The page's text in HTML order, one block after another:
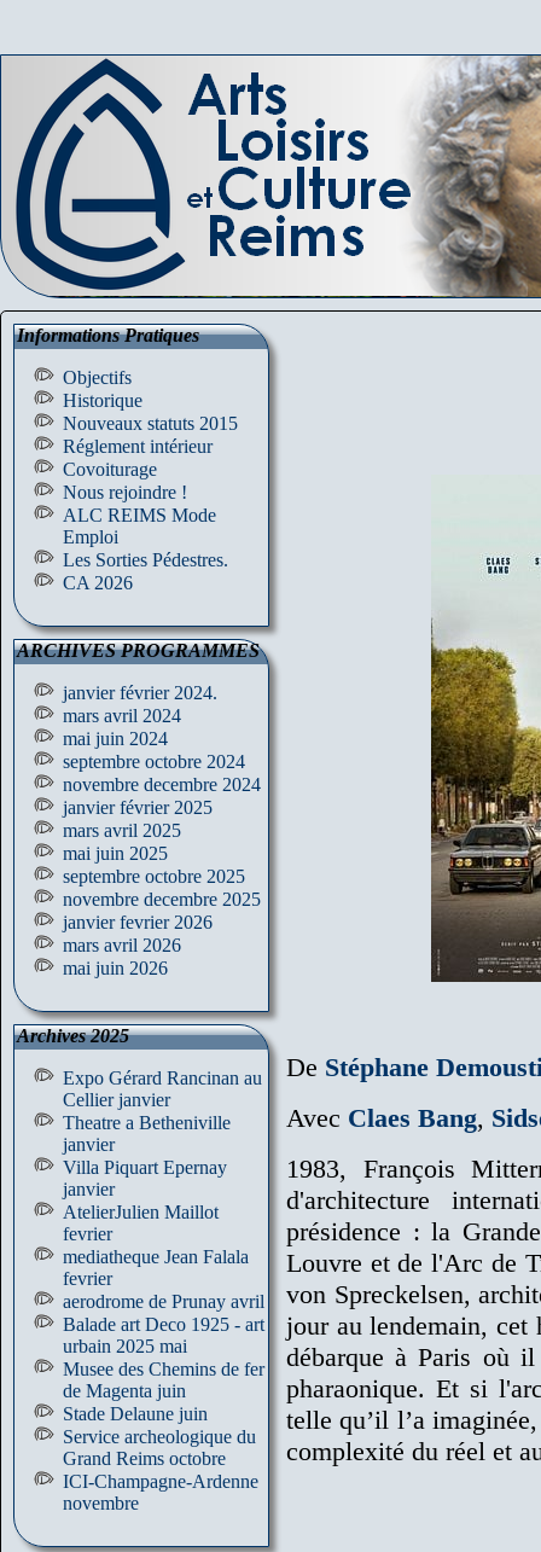
Informations Pratiques
Objectifs
Historique
Nouveaux statuts 2015
Réglement intérieur
Covoiturage
Nous rejoindre !
ALC REIMS Mode
Emploi
Les Sorties Pédestres.
CA 2026
ARCHIVES PROGRAMMES
janvier février 2024.
mars avril 2024
mai juin 2024
septembre octobre 2024
novembre decembre 2024
janvier février 2025
mars avril 2025
mai juin 2025
septembre octobre 2025
novembre decembre 2025
janvier fevrier 2026
mars avril 2026
mai juin 2026
Archives 2025
Expo Gérard Rancinan au
Cellier janvier
Theatre a Betheniville
janvier
Villa Piquart Epernay
janvier
AtelierJulien Maillot
fevrier
mediatheque Jean Falala
fevrier
aerodrome de Prunay avril
Balade art Deco 1925 - art
urbain 2025 mai
Musee des Chemins de fer
de Magenta juin
Stade Delaune juin
Service archeologique du
Grand Reims octobre
ICI-Champagne-Ardenne
novembre
De Stéphane
Avec Claes Bang,
1983, François
d'architecture
présidence : la
Louvre et de l'Arc de
von Spreckelsen,
jour au lendemain, cet
débarque à Paris où
pharaonique. Et si
telle qu’il l’a
complexité du réel et